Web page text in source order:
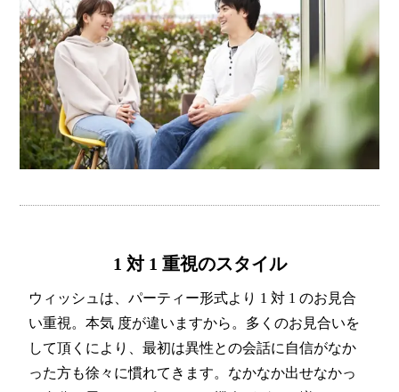
1 対 1 重視のスタイル
ウィッシュは、パーティー形式より 1 対 1 のお見合
い重視。本気 度が違いますから。多くのお見合いを
して頂くにより、最初は異性との会話に自信がなか
った方も徐々に慣れてきます。なかなか出せなかっ